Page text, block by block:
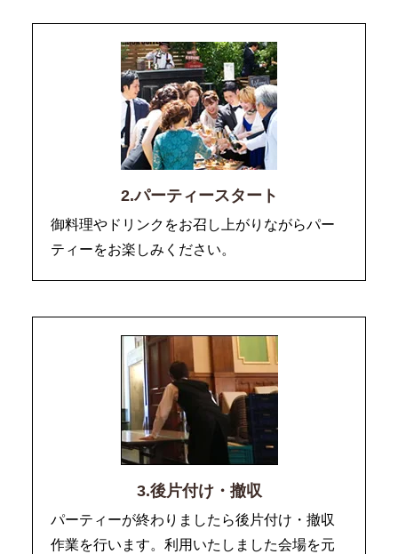
2.パーティースタート
御料理やドリンクをお召し上がりながらパー
ティーをお楽しみください。
3.後片付け・撤収
パーティーが終わりましたら後片付け・撤収
作業を行います。利用いたしました会場を元